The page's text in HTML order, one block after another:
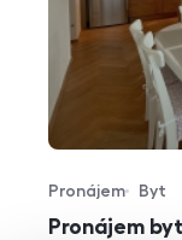
Pronájem
Typ nabídky
Pronájem
Typ nemovitosti
Byt